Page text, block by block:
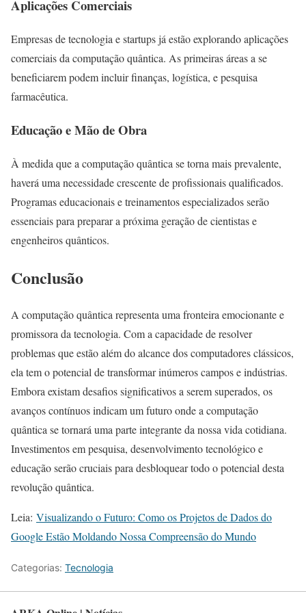
Aplicações Comerciais
Empresas de tecnologia e startups já estão explorando aplicações
comerciais da computação quântica. As primeiras áreas a se
beneficiarem podem incluir finanças, logística, e pesquisa
farmacêutica.
Educação e Mão de Obra
À medida que a computação quântica se torna mais prevalente,
haverá uma necessidade crescente de profissionais qualificados.
Programas educacionais e treinamentos especializados serão
essenciais para preparar a próxima geração de cientistas e
engenheiros quânticos.
Conclusão
A computação quântica representa uma fronteira emocionante e
promissora da tecnologia. Com a capacidade de resolver
problemas que estão além do alcance dos computadores clássicos,
ela tem o potencial de transformar inúmeros campos e indústrias.
Embora existam desafios significativos a serem superados, os
avanços contínuos indicam um futuro onde a computação
quântica se tornará uma parte integrante da nossa vida cotidiana.
Investimentos em pesquisa, desenvolvimento tecnológico e
educação serão cruciais para desbloquear todo o potencial desta
revolução quântica.
Leia: Visualizando o Futuro: Como os Projetos de Dados do
Google Estão Moldando Nossa Compreensão do Mundo
Categorias: Tecnologia